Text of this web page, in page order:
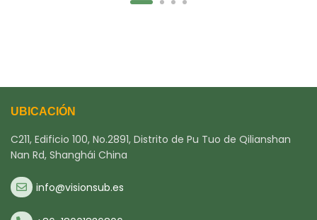
UBICACIÓN
C211, Edificio 100, No.2891, Distrito de Pu Tuo de Qilianshan
Nan Rd, Shanghái China
info@visionsub.es